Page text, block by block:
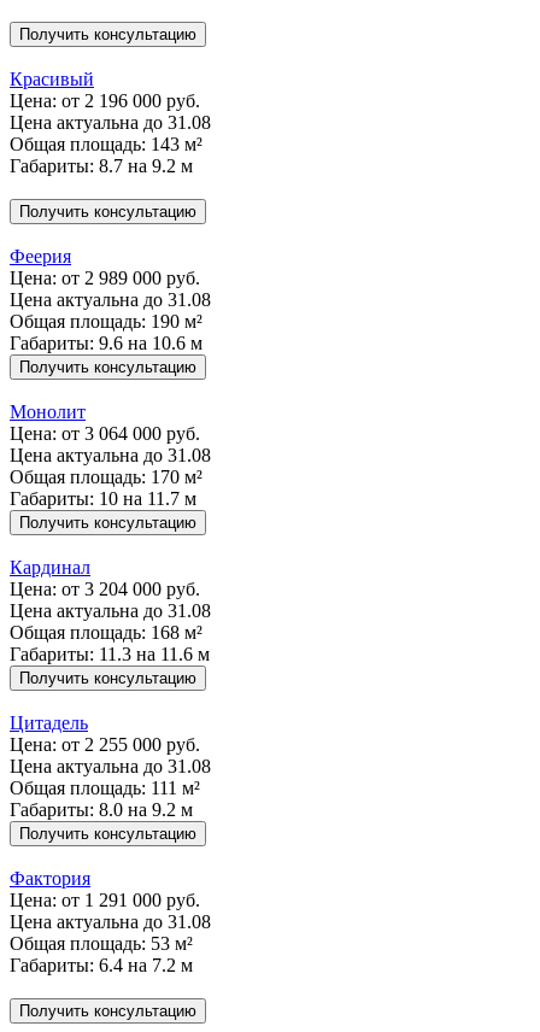
Получить консультацию
Красивый
Цена: от 2 196 000 руб.
Цена актуальна до 31.08
Общая площадь: 143 м²
Габариты: 8.7 на 9.2 м
Получить консультацию
Феерия
Цена: от 2 989 000 руб.
Цена актуальна до 31.08
Общая площадь: 190 м²
Габариты: 9.6 на 10.6 м
Получить консультацию
Монолит
Цена: от 3 064 000 руб.
Цена актуальна до 31.08
Общая площадь: 170 м²
Габариты: 10 на 11.7 м
Получить консультацию
Кардинал
Цена: от 3 204 000 руб.
Цена актуальна до 31.08
Общая площадь: 168 м²
Габариты: 11.3 на 11.6 м
Получить консультацию
Цитадель
Цена: от 2 255 000 руб.
Цена актуальна до 31.08
Общая площадь: 111 м²
Габариты: 8.0 на 9.2 м
Получить консультацию
Фактория
Цена: от 1 291 000 руб.
Цена актуальна до 31.08
Общая площадь: 53 м²
Габариты: 6.4 на 7.2 м
Получить консультацию